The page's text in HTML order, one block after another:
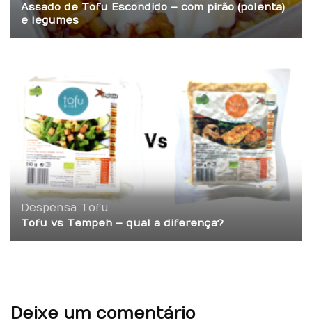
Assado de Tofu Escondido – com pirão (polenta)
e legumes
Despensa Tofu
Tofu vs Tempeh – qual a diferença?
Deixe um comentário